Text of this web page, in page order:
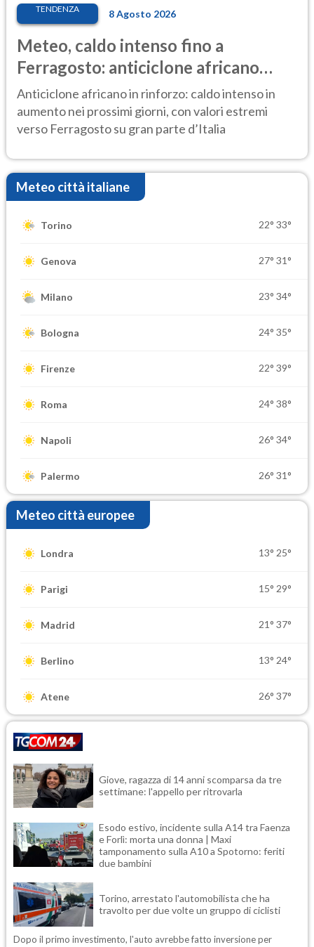
TENDENZA 8 Agosto 2026
Meteo, caldo intenso fino a
Ferragosto: anticiclone africano
ancora protagonista
Anticiclone africano in rinforzo: caldo intenso in
aumento nei prossimi giorni, con valori estremi
verso Ferragosto su gran parte d’Italia
Meteo città italiane
Torino 22° 33°
Genova 27° 31°
Milano 23° 34°
Bologna 24° 35°
Firenze 22° 39°
Roma 24° 38°
Napoli 26° 34°
Palermo 26° 31°
Meteo città europee
Londra 13° 25°
Parigi 15° 29°
Madrid 21° 37°
Berlino 13° 24°
Atene 26° 37°
Giove, ragazza di 14 anni scomparsa da tre
settimane: l'appello per ritrovarla
Esodo estivo, incidente sulla A14 tra Faenza
e Forlì: morta una donna | Maxi
tamponamento sulla A10 a Spotorno: feriti
due bambini
Torino, arrestato l'automobilista che ha
travolto per due volte un gruppo di ciclisti
Dopo il primo investimento, l'auto avrebbe fatto inversione per